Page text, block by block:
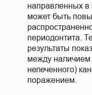
направленных в
может быть
периодонтита.
результаты
между
нелеченного)
поражением.